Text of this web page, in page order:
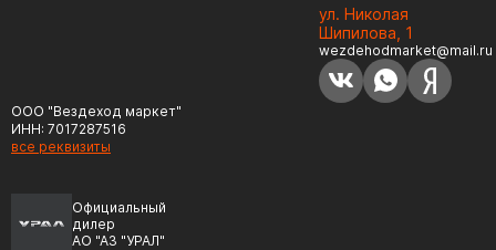
ООО "Вездеход маркет"
ИНН: 7017287516
все реквизиты
Официальный
дилер
АО "АЗ "УРАЛ"
ул. Николая
Шипилова, 1
wezdehodmarket@mail.ru